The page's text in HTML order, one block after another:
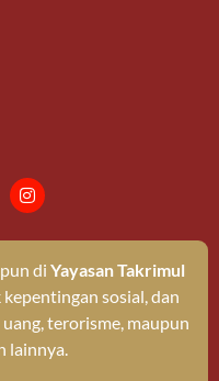
di Yayasan Takrimul
sosial, dan
terorisme, maupun
lainnya.